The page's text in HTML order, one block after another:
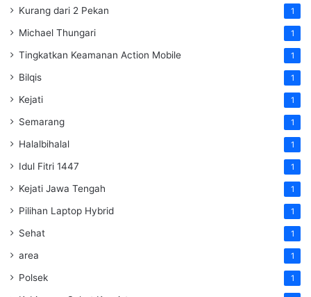
Kurang dari 2 Pekan 1
Michael Thungari 1
Tingkatkan Keamanan Action Mobile 1
Bilqis 1
Kejati 1
Semarang 1
Halalbihalal 1
Idul Fitri 1447 1
Kejati Jawa Tengah 1
Pilihan Laptop Hybrid 1
Sehat 1
area 1
Polsek 1